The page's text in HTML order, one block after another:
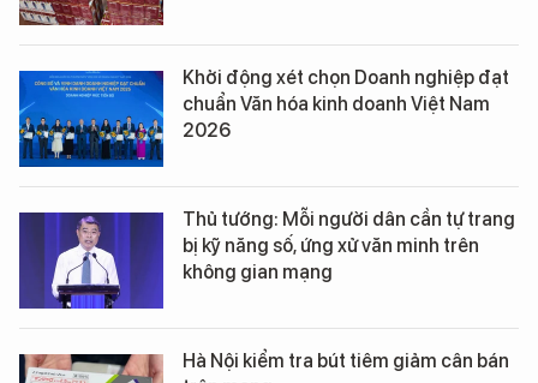
Khởi động xét chọn Doanh nghiệp đạt
chuẩn Văn hóa kinh doanh Việt Nam
2026
Thủ tướng: Mỗi người dân cần tự trang
bị kỹ năng số, ứng xử văn minh trên
không gian mạng
Hà Nội kiểm tra bút tiêm giảm cân bán